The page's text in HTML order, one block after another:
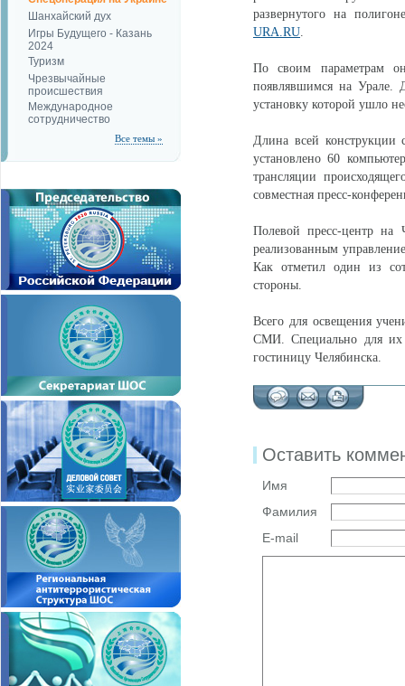
Шанхайский дух
Игры Будущего - Казань
2024
Туризм
Чрезвычайные
происшествия
Международное
сотрудничество
Все темы »
развернутого на
URA.RU.
По своим параметрам
появлявшимся на Урале.
установку которой ушло
Длина всей конструкции
установлено 60
трансляции
совместная пресс-
Полевой пресс-центр на
реализованным
Как отметил один из
стороны.
Всего для освещения
СМИ. Специально для их
гостиницу Челябинска.
Оставить
Имя
Фамилия
E-mail